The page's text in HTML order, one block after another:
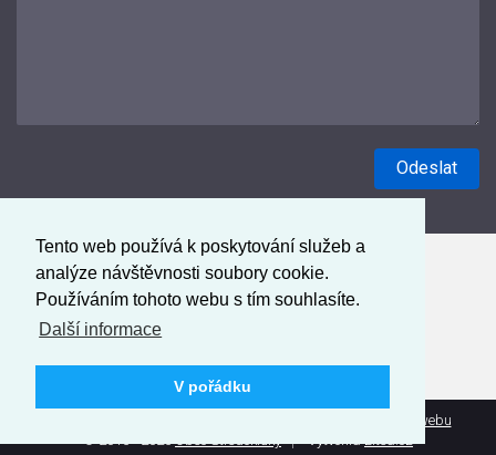
Tento web používá k poskytování služeb a
analýze návštěvnosti soubory cookie.
Používáním tohoto webu s tím souhlasíte.
Další informace
V pořádku
Administrace webu